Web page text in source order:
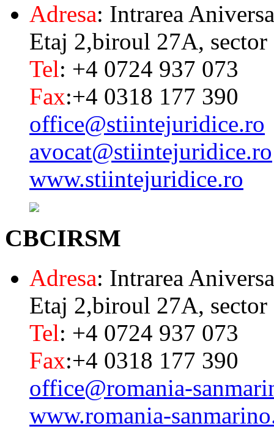
Adresa: Intrarea
Etaj 2,biroul 27A, sector
Tel: +4 0724 937 073
Fax:+4 0318 177 390
office@stiintejuridice.ro
avocat@stiintejuridice.ro
www.stiintejuridice.ro
CBCIRSM
Adresa: Intrarea
Etaj 2,biroul 27A, sector
Tel: +4 0724 937 073
Fax:+4 0318 177 390
office@romania-
www.romania-